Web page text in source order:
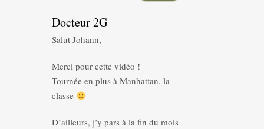
Docteur 2G
Salut Johann,
Merci pour cette vidéo !
Tournée en plus à Manhattan, la
classe
D’ailleurs, j’y pars à la fin du mois